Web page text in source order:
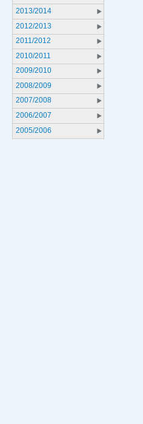
2013/2014
2012/2013
2011/2012
2010/2011
2009/2010
2008/2009
2007/2008
2006/2007
2005/2006